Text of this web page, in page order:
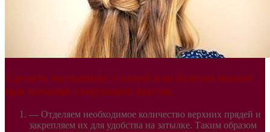
Сделать мальвинку с косой или бантом можно
при помощи следующих шагов:
— Отделяем необходимое количество верхних прядей и
закрепляем их для удобства на затылке. Таким образом